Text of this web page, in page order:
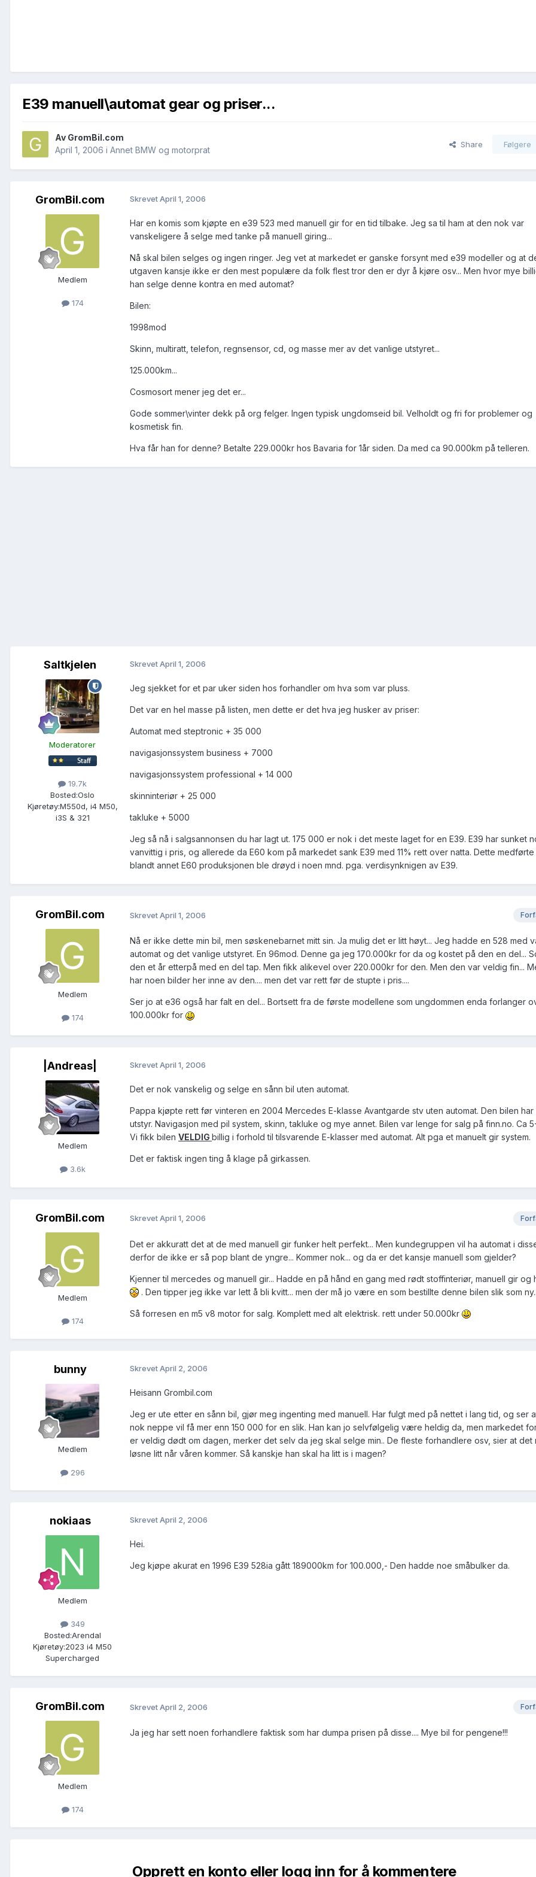
E39 manuell\automat gear og priser...
Av GromBil.com
April 1, 2006 i Annet BMW og motorprat
Share Følgere
GromBil.com
Medlem
174
SkrevetApril 1, 2006
Har en komis som kjøpte en e39 523 med manuell gir for en tid tilbake. Jeg sa til ham at den nok var
vanskeligere å selge med tanke på manuell giring...
Nå skal bilen selges og ingen ringer. Jeg vet at markedet er ganske forsynt med e39 modeller og at
utgaven kansje ikke er den mest populære da folk flest tror den er dyr å kjøre osv... Men hvor mye
han selge denne kontra en med automat?
Bilen:
1998mod
Skinn, multiratt, telefon, regnsensor, cd, og masse mer av det vanlige utstyret...
125.000km...
Cosmosort mener jeg det er...
Gode sommer\vinter dekk på org felger. Ingen typisk ungdomseid bil. Velholdt og fri for problemer og
kosmetisk fin.
Hva får han for denne? Betalte 229.000kr hos Bavaria for 1år siden. Da med ca 90.000km på telleren.
Saltkjelen
Moderatorer
19.7k
Bosted:Oslo
Kjøretøy:M550d, i4 M50,
i3S & 321
SkrevetApril 1, 2006
Jeg sjekket for et par uker siden hos forhandler om hva som var pluss.
Det var en hel masse på listen, men dette er det hva jeg husker av priser:
Automat med steptronic + 35 000
navigasjonssystem business + 7000
navigasjonssystem professional + 14 000
skinninteriør + 25 000
takluke + 5000
Jeg så nå i salgsannonsen du har lagt ut. 175 000 er nok i det meste laget for en E39. E39 har sunket
vanvittig i pris, og allerede da E60 kom på markedet sank E39 med 11% rett over natta. Dette medførte
blandt annet E60 produksjonen ble drøyd i noen mnd. pga. verdisynknigen av E39.
GromBil.com
Medlem
174
SkrevetApril 1, 2006
Nå er ikke dette min bil, men søskenebarnet mitt sin. Ja mulig det er litt høyt... Jeg hadde en 528 med
automat og det vanlige utstyret. En 96mod. Denne ga jeg 170.000kr for da og kostet på den en del...
den et år etterpå med en del tap. Men fikk alikevel over 220.000kr for den. Men den var veldig fin...
har noen bilder her inne av den.... men det var rett før de stupte i pris....
Ser jo at e36 også har falt en del... Bortsett fra de første modellene som ungdommen enda forlanger
100.000kr for
|Andreas|
Medlem
3.6k
SkrevetApril 1, 2006
Det er nok vanskelig og selge en sånn bil uten automat.
Pappa kjøpte rett før vinteren en 2004 Mercedes E-klasse Avantgarde stv uten automat. Den bilen har
utstyr. Navigasjon med pil system, skinn, takluke og mye annet. Bilen var lenge for salg på finn.no. Ca
Vi fikk bilen VELDIG billig i forhold til tilsvarende E-klasser med automat. Alt pga et manuelt gir system.
Det er faktisk ingen ting å klage på girkassen.
GromBil.com
Medlem
174
SkrevetApril 1, 2006
Det er akkuratt det at de med manuell gir funker helt perfekt... Men kundegruppen vil ha automat i
derfor de ikke er så pop blant de yngre... Kommer nok... og da er det kansje manuell som gjelder?
Kjenner til mercedes og manuell gir... Hadde en på hånd en gang med rødt stoffinteriør, manuell gir og
. Den tipper jeg ikke var lett å bli kvitt... men der må jo være en som bestillte denne bilen slik som
Så forresen en m5 v8 motor for salg. Komplett med alt elektrisk. rett under 50.000kr
bunny
Medlem
296
SkrevetApril 2, 2006
Heisann Grombil.com
Jeg er ute etter en sånn bil, gjør meg ingenting med manuell. Har fulgt med på nettet i lang tid, og ser
nok neppe vil få mer enn 150 000 for en slik. Han kan jo selvfølgelig være heldig da, men markedet
er veldig dødt om dagen, merker det selv da jeg skal selge min.. De fleste forhandlere osv, sier at det
løsne litt når våren kommer. Så kanskje han skal ha litt is i magen?
nokiaas
Medlem
349
Bosted:Arendal
Kjøretøy:2023 i4 M50
Supercharged
SkrevetApril 2, 2006
Hei.
Jeg kjøpe akurat en 1996 E39 528ia gått 189000km for 100.000,- Den hadde noe småbulker da.
GromBil.com
Medlem
174
SkrevetApril 2, 2006
Ja jeg har sett noen forhandlere faktisk som har dumpa prisen på disse.... Mye bil for pengene!!!
Opprett en konto eller logg inn for å kommentere